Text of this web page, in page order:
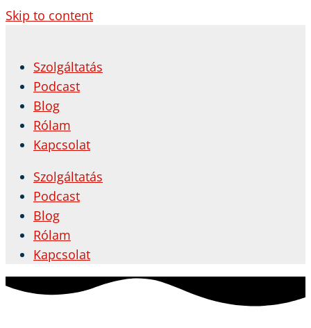
Skip to content
Szolgáltatás
Podcast
Blog
Rólam
Kapcsolat
Szolgáltatás
Podcast
Blog
Rólam
Kapcsolat